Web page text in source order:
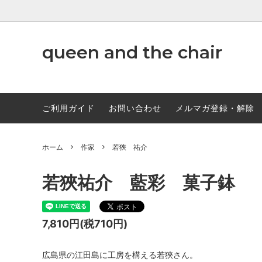
queen and the chair
ご利用ガイド
お問い合わせ メルマガ登録・解除
ホーム 作家 若狹 祐介
若狹祐介 藍彩 菓子鉢
7,810円(税710円)
広島県の江田島に工房を構える若狹さん。